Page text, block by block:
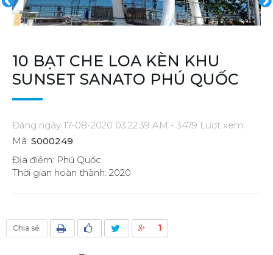
10 BẠT CHE LOA KÈN KHU
SUNSET SANATO PHÚ QUỐC
Đăng ngày 17-08-2020 03:22:39 AM - 3479 Lượt xem
Mã: S000249
Địa điểm: Phú Quốc
Thời gian hoàn thành: 2020
Chia sẻ: 1